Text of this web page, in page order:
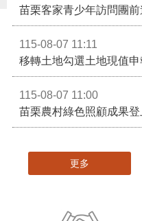
苗栗客家青少年訪問團
115-08-07 11:11
移轉土地勾選土地現值
115-08-07 11:00
更多